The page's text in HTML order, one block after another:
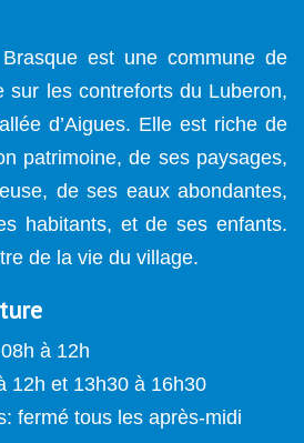
est une commune de
sur les contreforts du Luberon,
d’Aigues. Elle est riche de
patrimoine, de ses paysages,
de ses eaux abondantes,
habitants, et de ses enfants.
de la vie du village.
à 12h
12h et 13h30 à 16h30
fermé tous les après-midi